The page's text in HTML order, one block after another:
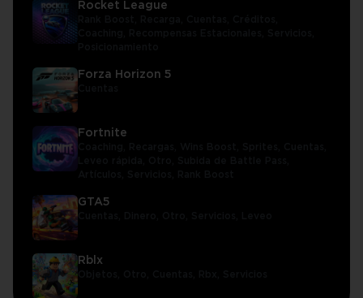
Rocket League
Forza Horizon 5
Fortnite
GTA5
Rblx